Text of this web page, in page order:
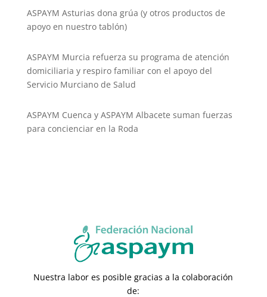
ASPAYM Asturias dona grúa (y otros productos de
apoyo en nuestro tablón)
ASPAYM Murcia refuerza su programa de atención
domiciliaria y respiro familiar con el apoyo del
Servicio Murciano de Salud
ASPAYM Cuenca y ASPAYM Albacete suman fuerzas
para concienciar en la Roda
Nuestra labor es posible gracias a la colaboración
de: